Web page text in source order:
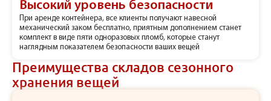
Высокий уровень безопасности
При аренде контейнера, все клиенты получают навесной
механический заком бесплатно, приятным дополнением станет
комплект в виде пяти одноразовых пломб, которые станут
наглядным показателем безопасности ваших вещей
Преимущества складов сезонного
хранения вещей